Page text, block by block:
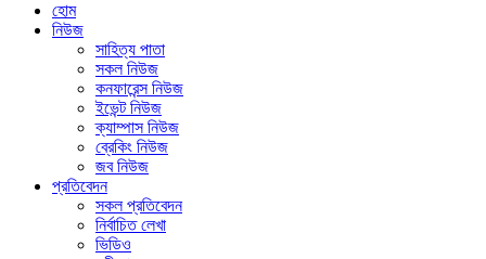
হোম
নিউজ
সাহিত্য পাতা
সকল নিউজ
কনফারেন্স নিউজ
ইভেন্ট নিউজ
ক্যাম্পাস নিউজ
ব্রেকিং নিউজ
জব নিউজ
প্রতিবেদন
সকল প্রতিবেদন
নির্বাচিত লেখা
ভিডিও